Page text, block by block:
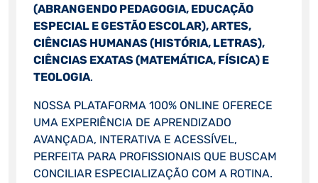
(ABRANGENDO PEDAGOGIA, EDUCAÇÃO
ESPECIAL E GESTÃO ESCOLAR), ARTES,
CIÊNCIAS HUMANAS (HISTÓRIA, LETRAS),
CIÊNCIAS EXATAS (MATEMÁTICA, FÍSICA) E
TEOLOGIA.
NOSSA PLATAFORMA 100% ONLINE OFERECE
UMA EXPERIÊNCIA DE APRENDIZADO
AVANÇADA, INTERATIVA E ACESSÍVEL,
PERFEITA PARA PROFISSIONAIS QUE BUSCAM
CONCILIAR ESPECIALIZAÇÃO COM A ROTINA.